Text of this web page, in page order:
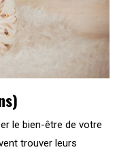
le bien-être de votre
trouver leurs